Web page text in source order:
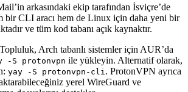
arkasındaki ekip tarafından İsviçre’de
bir CLI aracı hem de Linux için daha yeni bir
ve tüm kod tabanı açık kaynaktır.
Topluluk, Arch tabanlı sistemler için AUR’da
-S protonvpn ile yükleyin. Alternatif olarak,
yay -S protonvpn-cli. ProtonVPN ayrıca
yerel WireGuard ve